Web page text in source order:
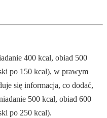
400 kcal, obiad 500
po 150 kcal), w prawym
się informacja, co dodać,
500 kcal, obiad 600
po 250 kcal).